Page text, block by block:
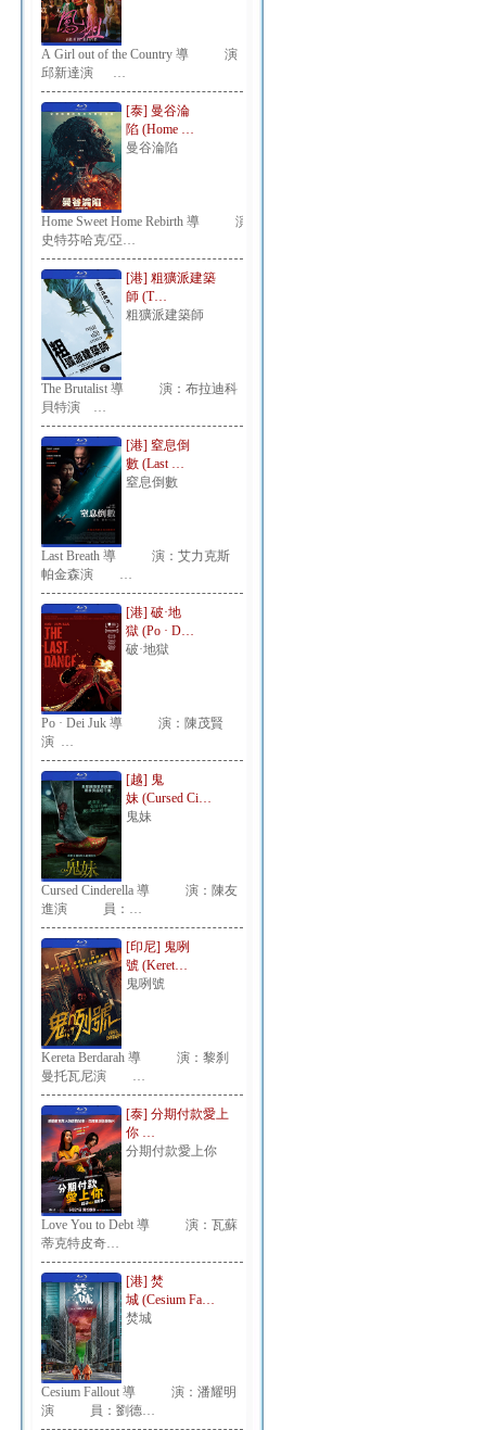
A Girl out of the Country 導 演：
邱新達演 …
[泰] 曼谷淪
陷 (Home …
曼谷淪陷
Home Sweet Home Rebirth 導 演：
史特芬哈克/亞…
[港] 粗獷派建築
師 (T…
粗獷派建築師
The Brutalist 導 演：布拉迪科
貝特演 …
[港] 窒息倒
數 (Last …
窒息倒數
Last Breath 導 演：艾力克斯
帕金森演 …
[港] 破·地
獄 (Po · D…
破·地獄
Po · Dei Juk 導 演：陳茂賢
演 …
[越] 鬼
妹 (Cursed Ci…
鬼妹
Cursed Cinderella 導 演：陳友
進演 員：…
[印尼] 鬼咧
號 (Keret…
鬼咧號
Kereta Berdarah 導 演：黎刹
曼托瓦尼演 …
[泰] 分期付款愛上
你 …
分期付款愛上你
Love You to Debt 導 演：瓦蘇
蒂克特皮奇…
[港] 焚
城 (Cesium Fa…
焚城
Cesium Fallout 導 演：潘耀明
演 員：劉德…